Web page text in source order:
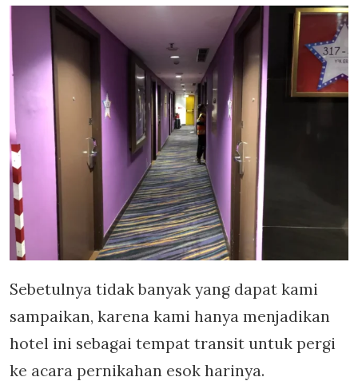
Sebetulnya tidak banyak yang dapat kami
sampaikan, karena kami hanya menjadikan
hotel ini sebagai tempat transit untuk pergi
ke acara pernikahan esok harinya.